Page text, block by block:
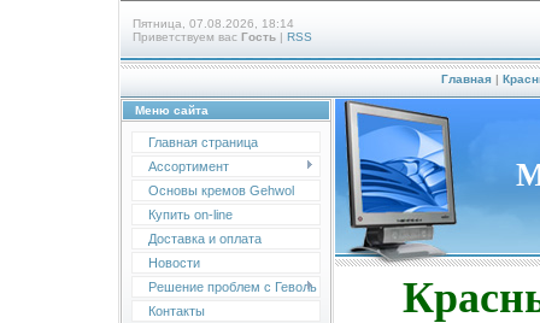
Пятница, 07.08.2026, 18:14
Приветствуем вас Гость | RSS
Главная |
Меню сайта
Главная страница
Ассортимент
Основы кремов Gehwol
Купить on-line
Доставка и оплата
Новости
Решение проблем с Геволь
Контакты